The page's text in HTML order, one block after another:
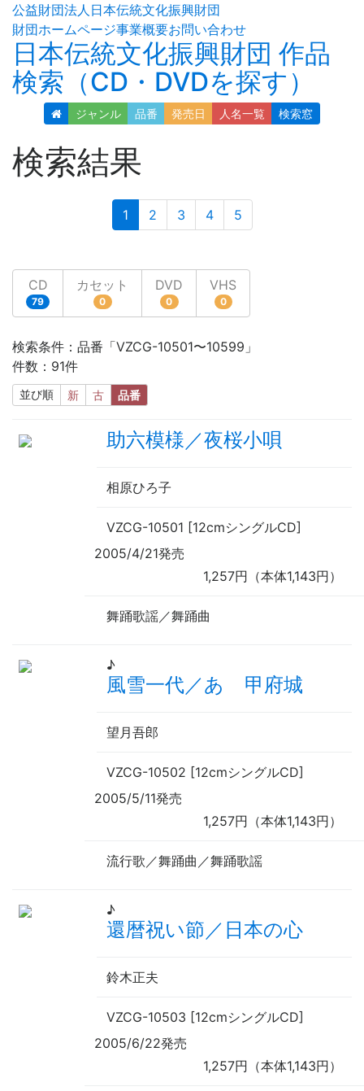
公益財団法人日本伝統文化振興財団
財団ホームページ事業概要お問い合わせ
日本伝統文化振興財団 作品
検索（CD・DVDを探す）
ジャンル 品番 発売日 人名一覧 検索窓
検索結果
1(current)
2 3 4 5
CD
79
カセット
0
DVD
0
VHS
0
検索条件：品番「VZCG-10501〜10599」
件数：91件
並び順 新 古 品番
助六模様／夜桜小唄
相原ひろ子
VZCG-10501 [12cmシングルCD]
2005/4/21発売
1,257円（本体1,143円）
舞踊歌謡／舞踊曲
♪
風雪一代／あゝ甲府城
望月吾郎
VZCG-10502 [12cmシングルCD]
2005/5/11発売
1,257円（本体1,143円）
流行歌／舞踊曲／舞踊歌謡
♪
還暦祝い節／日本の心
鈴木正夫
VZCG-10503 [12cmシングルCD]
2005/6/22発売
1,257円（本体1,143円）